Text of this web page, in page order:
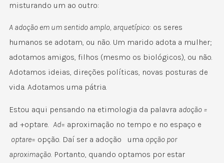
misturando um ao outro:
A adoção em um sentido amplo, arquetípico: os seres
humanos se adotam, ou não. Um marido adota a mulher;
adotamos amigos, filhos (mesmo os biológicos), ou não.
Adotamos ideias, direções políticas, novas posturas de
vida. Adotamos uma pátria.
Estou aqui pensando na etimologia da palavra adoção =
ad +optare. Ad= aproximação no tempo e no espaço e
optare= opção. Daí ser a adoção uma opção por
aproximação. Portanto, quando optamos por estar